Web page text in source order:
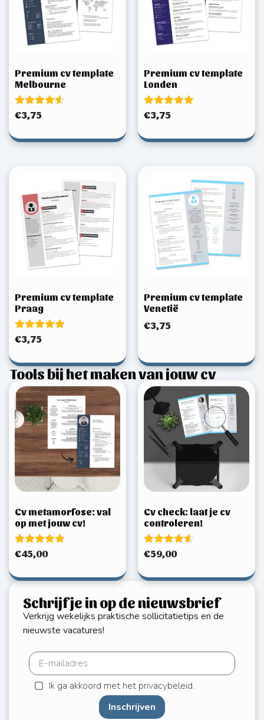
Schrijf je in op de nieuwsbrief
Verkrijg wekelijks praktische sollicitatietips en de
nieuwste vacatures!
Ik ga akkoord met het privacybeleid.
Inschrijven
Premium cv template
Melbourne
Gewaardeerd
4.50
€3,75
Premium cv template
Londen
Gewaardeerd
5.00
€3,75
Premium cv template
Praag
Gewaardeerd
5.00
€3,75
Premium cv template
Venetië
€3,75
Tools bij het maken van jouw cv
Cv metamorfose: val
op met jouw cv!
Gewaardeerd
€45,00
Cv check: laat je cv
controleren!
Gewaardeerd
€59,00